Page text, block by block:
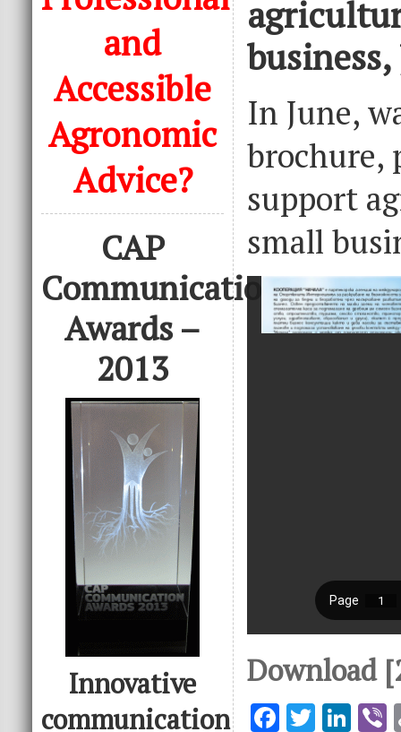
and
Accessible
Agronomic
Advice?
CAP
Communication
Awards –
2013
Innovative
communication
business,
In June,
brochure,
support
small
Download
F T Li